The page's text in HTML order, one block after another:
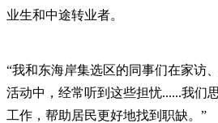
业生和中途转业者。
“我和东海岸集选区的同事们在家访
活动中，经常听到这些担忧......我们
工作，帮助居民更好地找到职缺。”